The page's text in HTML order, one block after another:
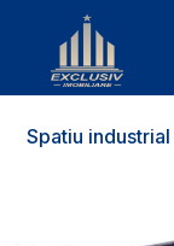
Spatiu